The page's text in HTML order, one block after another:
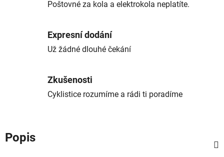
Poštovné za kola a elektrokola neplatíte.
Expresní dodání
Už žádné dlouhé čekání
Zkušenosti
Cyklistice rozumíme a rádi ti poradíme
Popis